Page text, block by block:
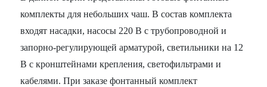
комплекты для небольших чаш. В состав комплекта
входят насадки, насосы 220 В с трубопроводной и
запорно-регулирующей арматурой, светильники на 12
В с кронштейнами крепления, светофильтрами и
кабелями. При заказе фонтанный комплект